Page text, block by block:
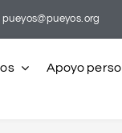
pueyos@pueyos.org
Apoyo